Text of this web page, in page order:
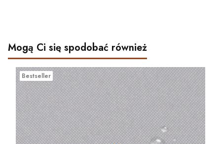
Mogą Ci się spodobać również
Bestseller